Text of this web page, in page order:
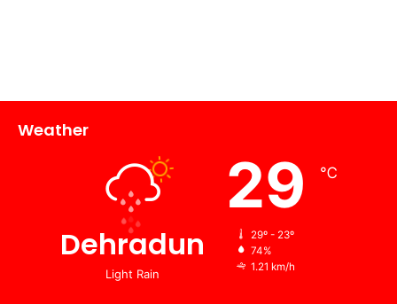
Weather
Dehradun
Light Rain
29 ℃
29º - 23º
74%
1.21 km/h